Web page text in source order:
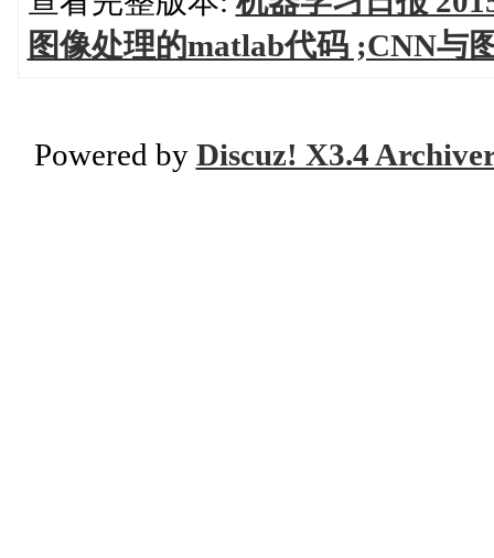
图像处理的matlab代码 ;CNN与
Powered by Discuz! X3.4